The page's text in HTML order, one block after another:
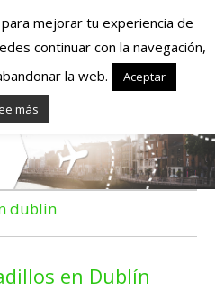
en
Vivir en
Trabajo
–
en
dublin
en Dublín
mejorar tu experiencia de
continuar con la navegación,
la web.
Aceptar
más